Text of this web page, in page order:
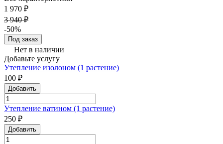
1 970 ₽
3 940 ₽
-50%
Под заказ
Нет в наличии
Добавьте услугу
Утепление изолоном (1 растение)
100 ₽
Добавить
Утепление ватином (1 растение)
250 ₽
Добавить